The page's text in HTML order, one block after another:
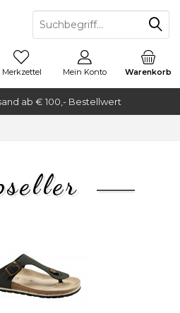
ab € 100,- Bestellwert
Warenkorb
Merkzettel Mein Konto